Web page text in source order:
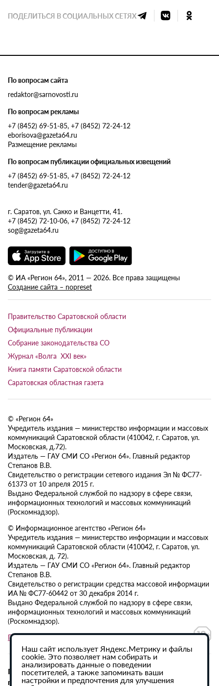
ПОДЕЛИТЬСЯ В СОЦИАЛЬНЫХ СЕТЯХ
По вопросам сайта
redaktor@sarnovosti.ru
По вопросам рекламы
+7 (8452) 69-51-85, +7 (8452) 72-24-12
eborisova@gazeta64.ru
Размещение рекламы
По вопросам публикации официальных извещений
+7 (8452) 69-51-85, +7 (8452) 72-24-12
tender@gazeta64.ru
г. Саратов, ул. Сакко и Ванцетти, 41.
+7 (8452) 72-10-06, +7 (8452) 72-24-12
sog@gazeta64.ru
© ИА «Регион 64», 2011 — 2026. Все права защищены
Создание сайта – nopreset
Правительство Саратовской области
Официальные публикации
Собрание законодательства СО
Журнал «Волга XXI век»
Книга памяти Саратовской области
Саратовская областная газета
© «Регион 64»
Учредитель издания — министерство информации и массовых
коммуникаций Саратовской области (410042, г. Саратов, ул.
Московская, д.72).
Издатель — ГАУ СМИ СО «Регион 64». Главный редактор
Степанов В.В.
Свидетельство о регистрации сетевого издания Эл № ФС77-
61373 от 10 апреля 2015 г.
Выдано Федеральной службой по надзору в сфере связи,
информационных технологий и массовых коммуникаций
(Роскомнадзор).
© Информационное агентство «Регион 64»
Учредитель издания — министерство информации и массовых
коммуникаций Саратовской области (410042, г. Саратов, ул.
Московская, д. 72).
Издатель — ГАУ СМИ СО «Регион 64». Главный редактор
Степанов В.В.
Свидетельство о регистрации средства массовой информации
ИА № ФС77-60442 от 30 декабря 2014 г.
Выдано Федеральной службой по надзору в сфере связи,
информационных технологий и массовых коммуникаций
(Роскомнадзор).
Политика в отношении обработки персональных данных
При использовании материалов сайта активная
гиперссылка на ИА «Регион 64» обязательна.
Наш сайт использует Яндекс.Метрику и файлы
cookie. Это позволяет нам собирать и
анализировать данные о поведении
посетителей, а также запоминать ваши
настройки и предпочтения для улучшения